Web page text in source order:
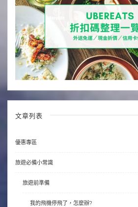
文章列表
優惠專區
旅遊必備小常識
旅遊前準備
我的飛機停飛了，怎麼辦?